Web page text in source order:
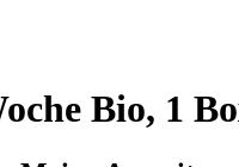
Bio, 1